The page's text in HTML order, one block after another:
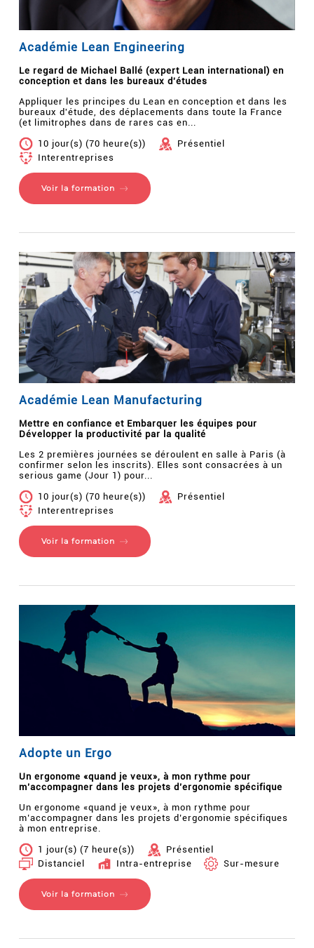
Académie Lean Engineering
Le regard de Michael Ballé (expert Lean international) en
conception et dans les bureaux d'études
Appliquer les principes du Lean en conception et dans les
bureaux d'étude, des déplacements dans toute la France
(et limitrophes dans de rares cas en...
10 jour(s) (70 heure(s))
Présentiel
Interentreprises
Voir la formation
Académie Lean Manufacturing
Mettre en confiance et Embarquer les équipes pour
Développer la productivité par la qualité
Les 2 premières journées se déroulent en salle à Paris (à
confirmer selon les inscrits). Elles sont consacrées à un
serious game (Jour 1) pour...
10 jour(s) (70 heure(s))
Présentiel
Interentreprises
Voir la formation
Adopte un Ergo
Un ergonome «quand je veux», à mon rythme pour
m’accompagner dans les projets d’ergonomie spécifique
Un ergonome «quand je veux», à mon rythme pour
m’accompagner dans les projets d’ergonomie spécifiques
à mon entreprise.
1 jour(s) (7 heure(s))
Présentiel
Distanciel
Intra-entreprise Sur-mesure
Voir la formation